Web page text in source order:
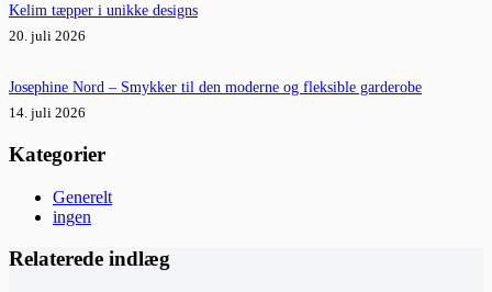
Kelim tæpper i unikke designs
20. juli 2026
Josephine Nord – Smykker til den moderne og fleksible garderobe
14. juli 2026
Kategorier
Generelt
ingen
Relaterede indlæg